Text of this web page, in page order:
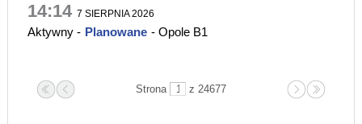
14:14 7 SIERPNIA 2026
Aktywny- Planowane - Opole B1
Strona z 24677